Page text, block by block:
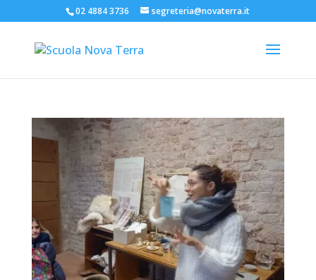
02 4884 3736 segreteria@novaterra.it